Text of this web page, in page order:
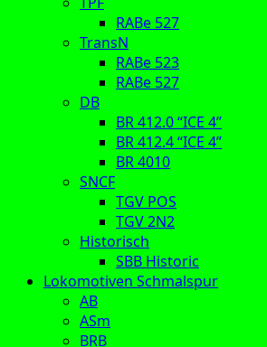
RABe 527
TransN
RABe 523
RABe 527
DB
BR 412.0 “ICE 4”
BR 412.4 “ICE 4”
BR 4010
SNCF
TGV POS
TGV 2N2
Historisch
SBB Historic
Lokomotiven Schmalspur
AB
ASm
BRB